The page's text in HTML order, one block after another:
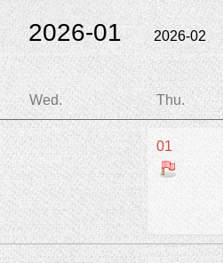
2026-01 2026-02
Wed. Thu.
01